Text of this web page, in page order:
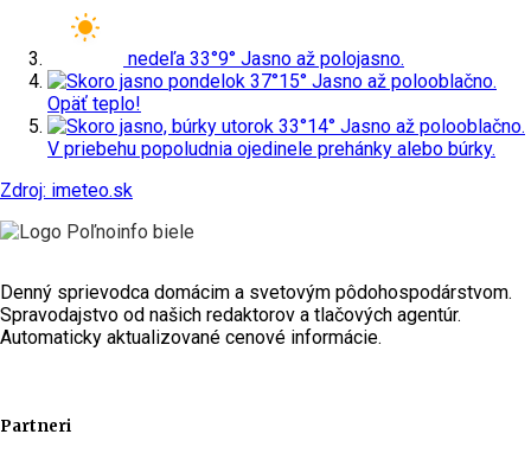
nedeľa 33°9° Jasno až polojasno.
pondelok 37°15° Jasno až polooblačno.
Opäť teplo!
utorok 33°14° Jasno až polooblačno.
V priebehu popoludnia ojedinele prehánky alebo búrky.
Zdroj: imeteo.sk
Denný sprievodca domácim a svetovým pôdohospodárstvom.
Spravodajstvo od našich redaktorov a tlačových agentúr.
Automaticky aktualizované cenové informácie.
Partneri